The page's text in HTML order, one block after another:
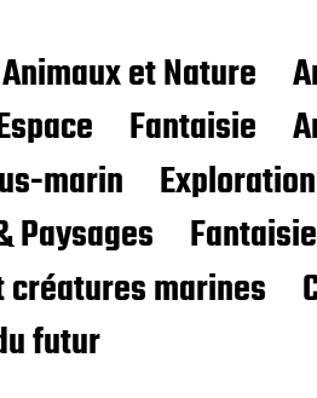
Animaux et Nature
Fantaisie
marin
Paysages
créatures marines
futur